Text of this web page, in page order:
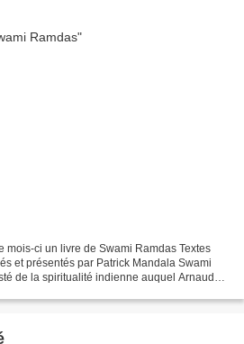
mois-ci un livre de Swami Ramdas Textes
et présentés par Patrick Mandala Swami
de la spiritualité indienne auquel Arnaud